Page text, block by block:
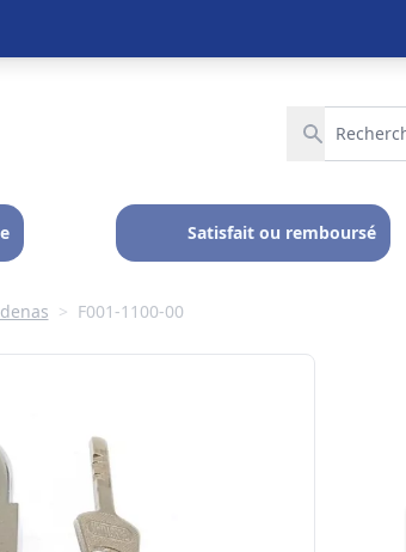
Satisfait ou remboursé
> F001-1100-00